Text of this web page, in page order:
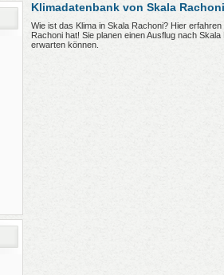
Klimadatenbank von Skala
Wie ist das Klima in Skala Rachoni? Hier
Rachoni hat! Sie planen einen Ausflug nach
erwarten können.